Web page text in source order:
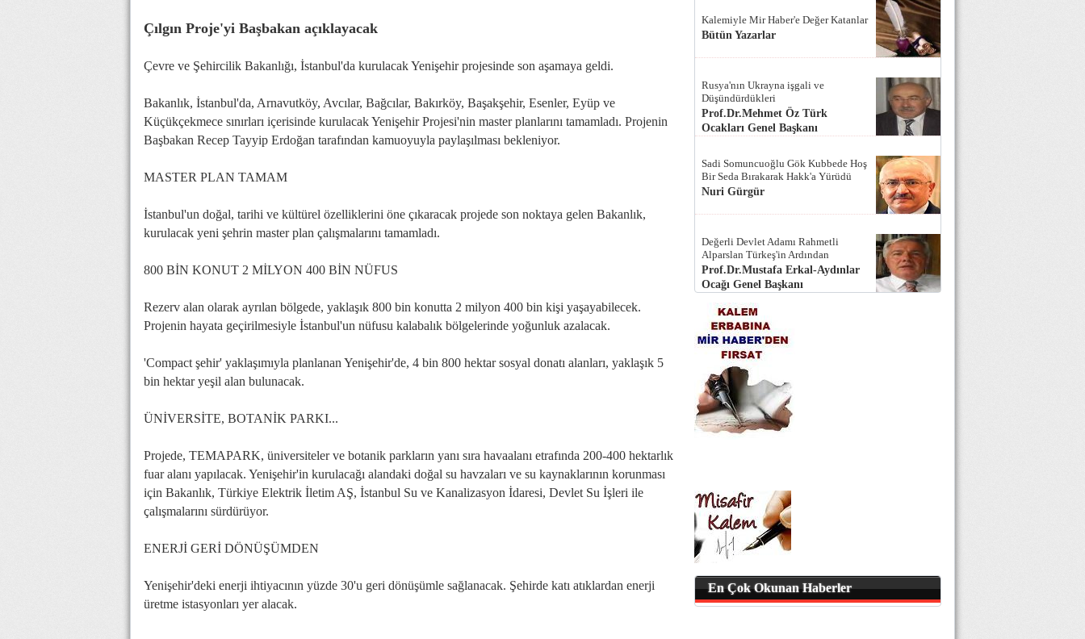
Çılgın Proje'yi Başbakan açıklayacak
Çevre ve Şehircilik Bakanlığı, İstanbul'da kurulacak Yenişehir projesinde son aşamaya geldi.
Bakanlık, İstanbul'da, Arnavutköy, Avcılar, Bağcılar, Bakırköy, Başakşehir, Esenler, Eyüp ve
Küçükçekmece sınırları içerisinde kurulacak Yenişehir Projesi'nin master planlarını tamamladı. Projenin
Başbakan Recep Tayyip Erdoğan tarafından kamuoyuyla paylaşılması bekleniyor.
MASTER PLAN TAMAM
İstanbul'un doğal, tarihi ve kültürel özelliklerini öne çıkaracak projede son noktaya gelen Bakanlık,
kurulacak yeni şehrin master plan çalışmalarını tamamladı.
800 BİN KONUT 2 MİLYON 400 BİN NÜFUS
Rezerv alan olarak ayrılan bölgede, yaklaşık 800 bin konutta 2 milyon 400 bin kişi yaşayabilecek.
Projenin hayata geçirilmesiyle İstanbul'un nüfusu kalabalık bölgelerinde yoğunluk azalacak.
'Compact şehir' yaklaşımıyla planlanan Yenişehir'de, 4 bin 800 hektar sosyal donatı alanları, yaklaşık 5
bin hektar yeşil alan bulunacak.
ÜNİVERSİTE, BOTANİK PARKI...
Projede, TEMAPARK, üniversiteler ve botanik parkların yanı sıra havaalanı etrafında 200-400 hektarlık
fuar alanı yapılacak. Yenişehir'in kurulacağı alandaki doğal su havzaları ve su kaynaklarının korunması
için Bakanlık, Türkiye Elektrik İletim AŞ, İstanbul Su ve Kanalizasyon İdaresi, Devlet Su İşleri ile
çalışmalarını sürdürüyor.
ENERJİ GERİ DÖNÜŞÜMDEN
Yenişehir'deki enerji ihtiyacının yüzde 30'u geri dönüşümle sağlanacak. Şehirde katı atıklardan enerji
üretme istasyonları yer alacak.
Kalemiyle Mir Haber'e Değer Katanlar
Bütün Yazarlar
Rusya'nın Ukrayna işgali ve
Düşündürdükleri
Prof.Dr.Mehmet Öz Türk
Ocakları Genel Başkanı
Sadi Somuncuoğlu Gök Kubbede Hoş
Bir Seda Bırakarak Hakk'a Yürüdü
Nuri Gürgür
Değerli Devlet Adamı Rahmetli
Alparslan Türkeş'in Ardından
Prof.Dr.Mustafa Erkal-Aydınlar
Ocağı Genel Başkanı
En Çok Okunan Haberler